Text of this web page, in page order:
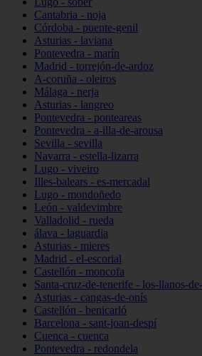
Cantabria - noja
Córdoba - puente-genil
Asturias - laviana
Pontevedra - marín
Madrid - torrejón-de-ardoz
A-coruña - oleiros
Málaga - nerja
Asturias - langreo
Pontevedra - ponteareas
Pontevedra - a-illa-de-arousa
Sevilla - sevilla
Navarra - estella-lizarra
Lugo - viveiro
Illes-balears - es-mercadal
Lugo - mondoñedo
León - valdevimbre
Valladolid - rueda
álava - laguardia
Asturias - mieres
Madrid - el-escorial
Castellón - moncofa
Santa-cruz-de-tenerife - los-llanos-
Asturias - cangas-de-onís
Castellón - benicarló
Barcelona - sant-joan-despí
Cuenca - cuenca
Pontevedra - redondela